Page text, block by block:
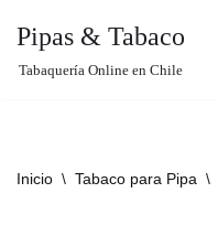
Pipas & Tabaco
Tabaquería Online en Chile
Inicio \ Tabaco para Pipa \